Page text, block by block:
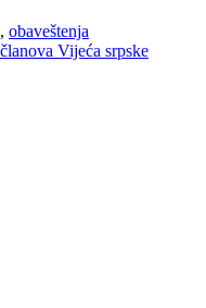
, obaveštenja